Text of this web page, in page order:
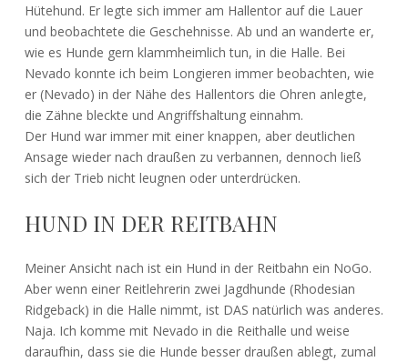
Hütehund. Er legte sich immer am Hallentor auf die Lauer
und beobachtete die Geschehnisse. Ab und an wanderte er,
wie es Hunde gern klammheimlich tun, in die Halle. Bei
Nevado konnte ich beim Longieren immer beobachten, wie
er (Nevado) in der Nähe des Hallentors die Ohren anlegte,
die Zähne bleckte und Angriffshaltung einnahm.
Der Hund war immer mit einer knappen, aber deutlichen
Ansage wieder nach draußen zu verbannen, dennoch ließ
sich der Trieb nicht leugnen oder unterdrücken.
HUND IN DER REITBAHN
Meiner Ansicht nach ist ein Hund in der Reitbahn ein NoGo.
Aber wenn einer Reitlehrerin zwei Jagdhunde (Rhodesian
Ridgeback) in die Halle nimmt, ist DAS natürlich was anderes.
Naja. Ich komme mit Nevado in die Reithalle und weise
daraufhin, dass sie die Hunde besser draußen ablegt, zumal